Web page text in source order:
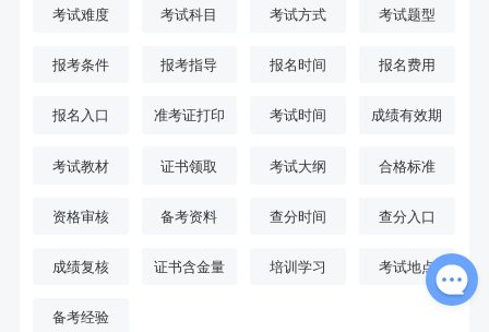
考试难度 考试科目 考试方式 考试题型
报考条件 报考指导 报名时间 报名费用
报名入口 准考证打印 考试时间 成绩有效期
考试教材 证书领取 考试大纲 合格标准
资格审核 备考资料 查分时间 查分入口
成绩复核 证书含金量 培训学习 考试地点
备考经验